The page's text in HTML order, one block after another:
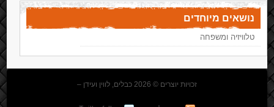
נושאים מיוחדים
טלוויזיה ומשפחה
זכויות יוצרים © 2026 כבלים, לווין ועידן –